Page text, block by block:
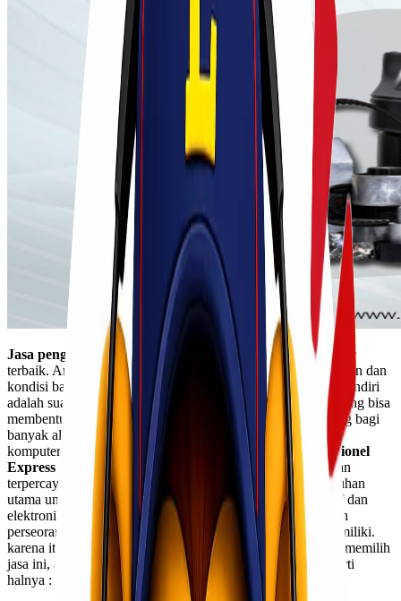
Jasa pengiriman spareparts
menggunakan armada dan jalur
terbaik. Anda bisa mengirim barang dengan jaminan keamanan dan
kondisi barang tetap baik hingga sampai tujuan.
Spareparts sendiri
adalah suatu barang yang terdiri lebih dari satu komponen yang bisa
membentuk suatu alat. Sparepart bisa menjadi bagian penting bagi
banyak alat. Contohnya adalah spareparts mobil, motor, hp,
komputer dan berbagai alat elektronik maupun alat berat.
Lionel
Express merupakan layanan jasa pengiriman yang aman dan
terpercaya. Apalagi, masalah spareparts kini menjadi kebutuhan
utama untuk berbagai usaha dan industri, termasuk otomotif dan
elektronik.
Pengiriman sparepart ini bisa pula dilakukan oleh
perseorangan yang membutuhkan penggantian alat yang dimiliki.
karena itulah, keberadaan jasa ini sangatlah penting. Dalam memilih
jasa ini, ada beberapa hal yang perlu dipertimbangkan, seperti
halnya :